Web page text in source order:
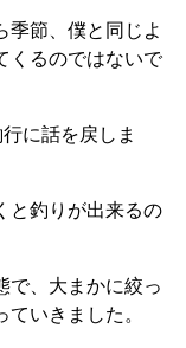
季節、僕と同じよ
くるのではないで
に話を戻しま
と釣りが出来るの
で、大まかに絞っ
いきました。